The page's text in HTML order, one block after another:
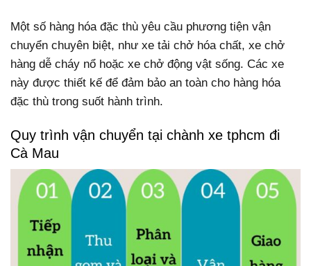
Một số hàng hóa đặc thù yêu cầu phương tiện vận
chuyển chuyên biệt, như xe tải chở hóa chất, xe chở
hàng dễ cháy nổ hoặc xe chở động vật sống. Các xe
này được thiết kế để đảm bảo an toàn cho hàng hóa
đặc thù trong suốt hành trình.
Quy trình vận chuyển tại chành xe tphcm đi
Cà Mau